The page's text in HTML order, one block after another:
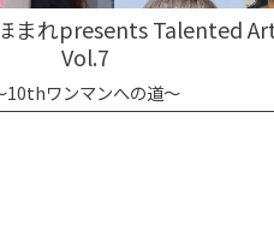
まれpresents Talented
Vol.7
10thワンマンへの道〜